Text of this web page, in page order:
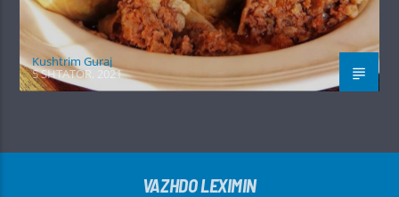
Kushtrim Guraj
5 SHTATOR, 2021
VAZHDO LEXIMIN